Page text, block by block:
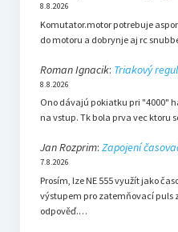
8.8.2026
Komutator.motor potrebuje
do motoru a dobrynje aj rc
Roman Ignacik: Triakový
8.8.2026
Ono dávajú pokiatku pri "4000"
na vstup. Tk bola prva vec ktoru
Jan Rozprim: Zapojení
7.8.2026
Prosím, lze NE 555 využít jako
výstupem pro zatemňovací puls
odpověď.…